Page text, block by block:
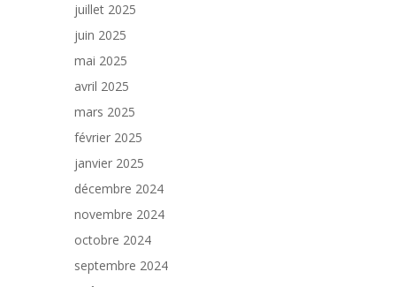
juillet 2025
juin 2025
mai 2025
avril 2025
mars 2025
février 2025
janvier 2025
décembre 2024
novembre 2024
octobre 2024
septembre 2024